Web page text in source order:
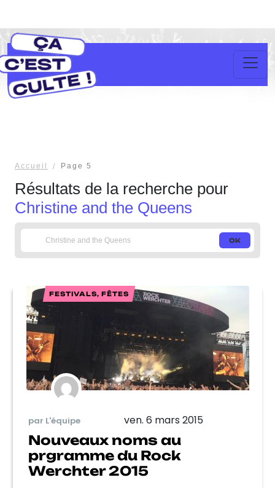
Accueil Page 5
Résultats de la recherche pour
Christine and the Queens
FESTIVALS, FÊTES
par L'équipe ven. 6 mars 2015
Nouveaux noms au
prgramme du Rock
Werchter 2015